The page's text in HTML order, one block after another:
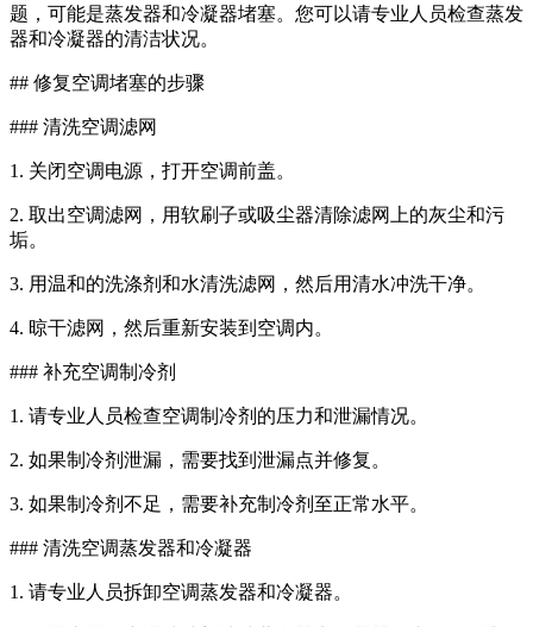
题，可能是蒸发器和冷凝器堵塞。您可以请专业人员检查蒸发
器和冷凝器的清洁状况。
## 修复空调堵塞的步骤
### 清洗空调滤网
1. 关闭空调电源，打开空调前盖。
2. 取出空调滤网，用软刷子或吸尘器清除滤网上的灰尘和污
垢。
3. 用温和的洗涤剂和水清洗滤网，然后用清水冲洗干净。
4. 晾干滤网，然后重新安装到空调内。
### 补充空调制冷剂
1. 请专业人员检查空调制冷剂的压力和泄漏情况。
2. 如果制冷剂泄漏，需要找到泄漏点并修复。
3. 如果制冷剂不足，需要补充制冷剂至正常水平。
### 清洗空调蒸发器和冷凝器
1. 请专业人员拆卸空调蒸发器和冷凝器。